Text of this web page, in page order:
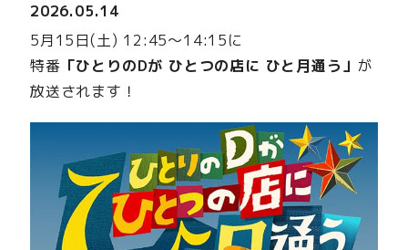
2026.05.14
5月15日(土) 12:45〜14:15に
特番 「ひとりのDが ひとつの店に ひと月通う」 が
放送されます！